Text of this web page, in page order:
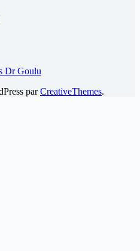
Dr Goulu
parCreativeThemes.